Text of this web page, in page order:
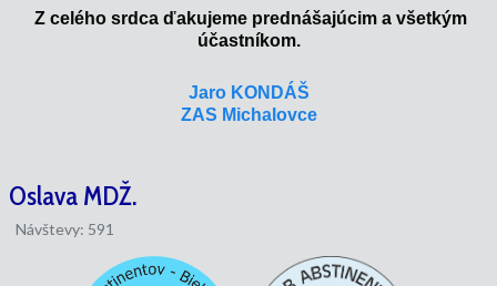
Z celého srdca ďakujeme prednášajúcim a všetkým
účastníkom.
Jaro KONDÁŠ
ZAS Michalovce
Oslava MDŽ.
Návštevy: 591